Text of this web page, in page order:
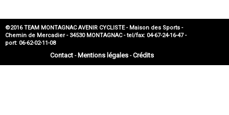
©2016 TEAM MONTAGNAC AVENIR CYCLISTE - Maison des Sports -
Chemin de Mercadier - 34530 MONTAGNAC - tel/fax: 04-67-24-16-47 -
port: 06-62-02-11-08
Contact- Mentions légales-Crédits